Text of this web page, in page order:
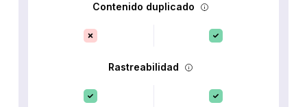
Contenido duplicado
Rastreabilidad